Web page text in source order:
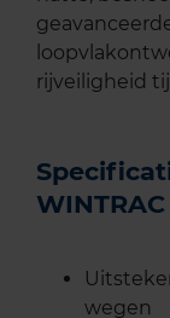
rijveiligheid
wegen